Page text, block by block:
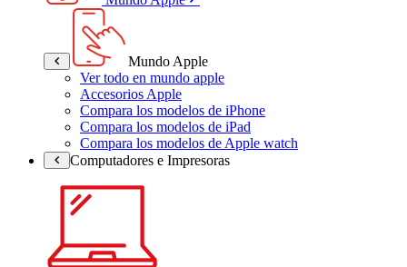
Mundo Apple
Ver todo en mundo apple
Accesorios Apple
Compara los modelos de iPhone
Compara los modelos de iPad
Compara los modelos de Apple watch
Computadores e Impresoras